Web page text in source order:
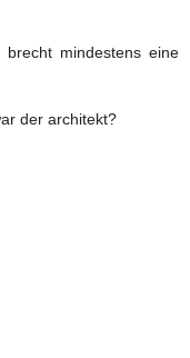
mindestens eine
der architekt?